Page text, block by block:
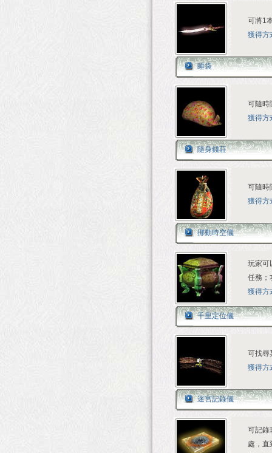
可將1
獲得方
睡袋
可隨時
獲得方
隨身錢莊
可隨時
獲得方
挪動時空儀
玩家可
任務；
獲得方
千里定位儀
可找尋
獲得方
迷宮記錄儀
可記錄
處，直